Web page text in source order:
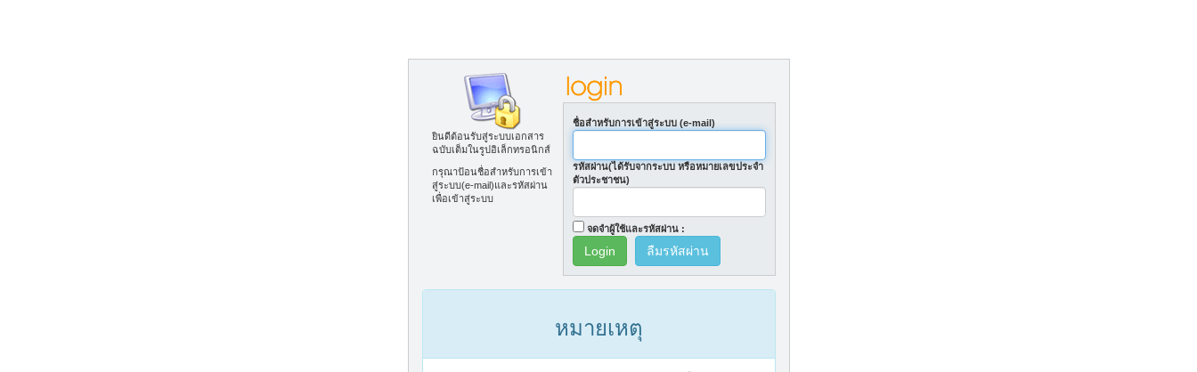
ชื่อสำหรับการเข้าสู่ระบบ (e-mail)
รหัสผ่าน(ได้รับจากระบบ หรือหมายเลขประจำ
ตัวประชาชน)
จดจำผู้ใช้และรหัสผ่าน :
ลืมรหัสผ่าน
ยินดีต้อนรับสู่ระบบเอกสาร
ฉบับเต็มในรูปอิเล็กทรอนิกส์
กรุณาป้อนชื่อสำหรับการเข้า
สู่ระบบ(e-mail)และรหัสผ่าน
เพื่อเข้าสู่ระบบ
หมายเหตุ